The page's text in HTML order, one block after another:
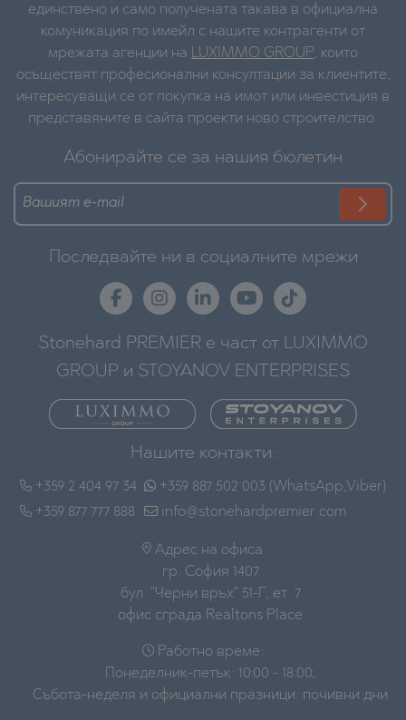
единствено и само получената такава в официална
комуникация по имейл с нашите контрагенти от
мрежата агенции на LUXIMMO GROUP, които
осъществят професионални консултации за клиентите,
интересуващи се от покупка на имот или инвестиция в
представяните в сайта проекти ново строителство.
Абонирайте се за нашия бюлетин
Последвайте ни в социалните мрежи
Stonehard PREMIER е част от LUXIMMO
GROUP и STOYANOV ENTERPRISES
Нашите контакти:
+359 2 404 97 34
+359 877 777 888
+359 887 502 003 (WhatsApp,Viber)
info@stonehardpremier.com
Адрес на офиса:
гр. София 1407
бул. "Черни връх" 51-Г, ет. 7
офис сграда Realtons Place
Работно време:
Понеделник-петък: 10:00 - 18:00;
Събота-неделя и официални празници: почивни дни